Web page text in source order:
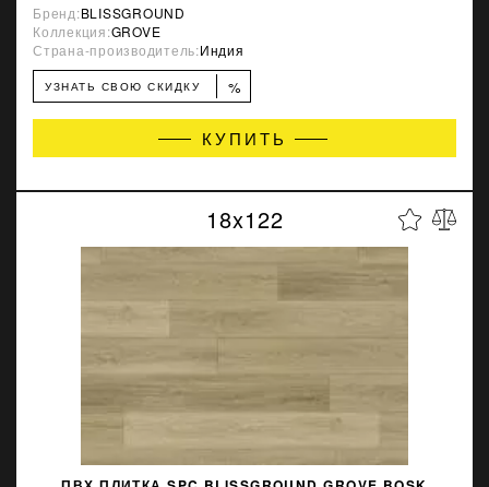
Бренд:BLISSGROUND
Коллекция:GROVE
Страна-производитель:Индия
УЗНАТЬ СВОЮ СКИДКУ %
КУПИТЬ
18x122